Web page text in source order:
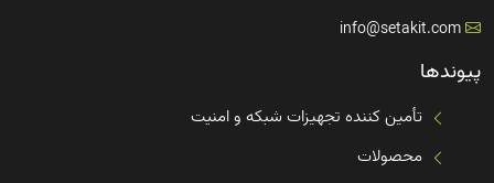
info@setakit.com
پیوندها
تأمین کننده تجهیزات شبکه و امنیت
محصولات